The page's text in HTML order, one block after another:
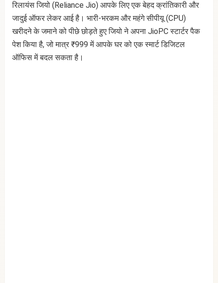
रिलायंस जियो (Reliance Jio) आपके लिए एक बेहद क्रांतिकारी और
जादुई ऑफर लेकर आई है। भारी-भरकम और महंगे सीपीयू (CPU)
खरीदने के जमाने को पीछे छोड़ते हुए जियो ने अपना JioPC स्टार्टर पैक
पेश किया है, जो मात्र ₹999 में आपके घर को एक स्मार्ट डिजिटल
ऑफिस में बदल सकता है।